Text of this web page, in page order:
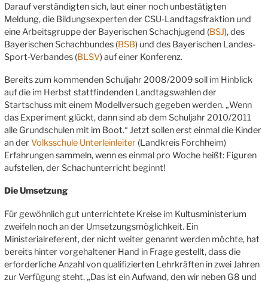
Darauf verständigten sich, laut einer noch unbestätigten
Meldung, die Bildungsexperten der CSU-Landtagsfraktion und
eine Arbeitsgruppe der Bayerischen Schachjugend (BSJ), des
Bayerischen Schachbundes (BSB) und des Bayerischen Landes-
Sport-Verbandes (BLSV) auf einer Konferenz.
Bereits zum kommenden Schuljahr 2008/2009 soll im Hinblick
auf die im Herbst stattfindenden Landtagswahlen der
Startschuss mit einem Modellversuch gegeben werden. „Wenn
das Experiment glückt, dann sind ab dem Schuljahr 2010/2011
alle Grundschulen mit im Boot.“ Jetzt sollen erst einmal die Kinder
an derVolksschule Unterleinleiter (Landkreis Forchheim)
Erfahrungen sammeln, wenn es einmal pro Woche heißt: Figuren
aufstellen, der Schachunterricht beginnt!
Die Umsetzung
Für gewöhnlich gut unterrichtete Kreise im Kultusministerium
zweifeln noch an der Umsetzungsmöglichkeit. Ein
Ministerialreferent, der nicht weiter genannt werden möchte, hat
bereits hinter vorgehaltener Hand in Frage gestellt, dass die
erforderliche Anzahl von qualifizierten Lehrkräften in zwei Jahren
zur Verfügung steht. „Das ist ein Aufwand, den wir neben G8 und